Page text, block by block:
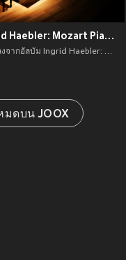
Ingrid Haebler: Mozart Piano Sonatas & Other Works
ฟังเพลงจากอัลบัม Ingrid Haebler: Mozart Piano Sonatas & Other Works เพลงใหม่จาก อัพเดทเพลงใหม่ล่าสุดก่อนใคร ตลอดปี 2021
มดบน JOOX